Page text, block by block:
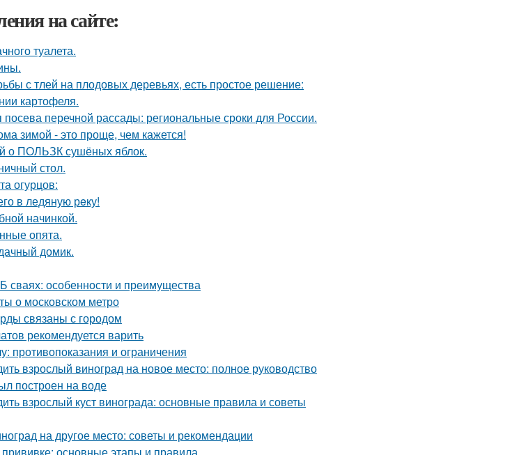
на сайте:
туалета.
с тлей на плодовых деревьях, есть простое решение:
картофеля.
перечной рассады: региональные сроки для России.
зимой - это проще, чем кажется!
о ПОЛЬЗК сушёных яблок.
стол.
огурцов:
в ледяную рeку!
начинкой.
опята.
домик.
сваях: особенности и преимущества
о московском метро
связаны с городом
рекомендуется варить
противопоказания и ограничения
взрослый виноград на новое место: полное руководство
построен на воде
взрослый куст винограда: основные правила и советы
на другое место: советы и рекомендации